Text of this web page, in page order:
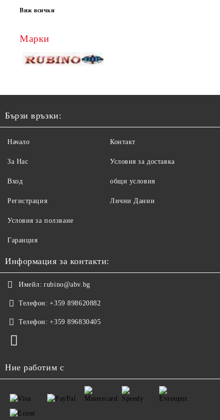
Виж всички
Марки
Бързи връзки:
Начало
За Нас
Вход
Регистрация
Контакт
Условия за доставка
общи условия
Лични Данни
Условия за ползване
Гаранция
Информация за контакти:
Имейл: rubino@abv.bg
Телефон: +359 898620882
Телефон: +359 896830405
Ние работим с